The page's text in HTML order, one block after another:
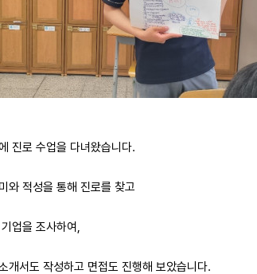
진로 수업을 다녀왔습니다.
와 적성을 통해 진로를 찾고
업을 조사하여,
개서도 작성하고 면접도 진행해 보았습니다.